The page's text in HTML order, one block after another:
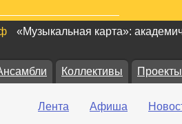
«Музыкальная карта»:
Коллективы Проекты
Лента Афиша